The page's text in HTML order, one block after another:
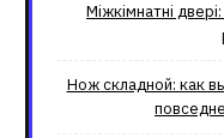
Міжкімнатні
Нож складной: как